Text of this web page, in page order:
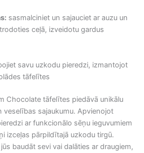
sasmalciniet un sajauciet ar auzu un
ceļā, izveidotu gardus
savu uzkodu pieredzi, izmantojot
tāfelītes
Chocolate tāfelītes piedāvā unikālu
veselības sajaukumu. Apvienojot
ar funkcionālo sēņu ieguvumiem
izceļas pārpildītajā uzkodu tirgū.
baudāt sevi vai dalāties ar draugiem,